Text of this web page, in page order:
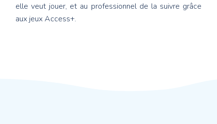
elle veut jouer, et au professionnel de la suivre grâce
aux jeux Access+.